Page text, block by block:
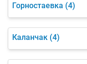
Горностаевка (4)
Каланчак (4)